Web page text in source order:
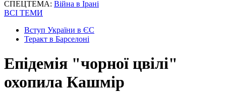
СПЕЦТЕМА: Війна в Ірані
ВСІ ТЕМИ
Вступ України в ЄС
Теракт в Барселоні
Епідемія "чорної цвілі"
охопила Кашмір